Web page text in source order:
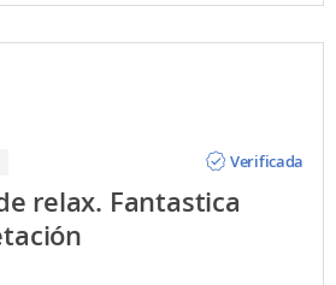
Verificada
relax. Fantastica